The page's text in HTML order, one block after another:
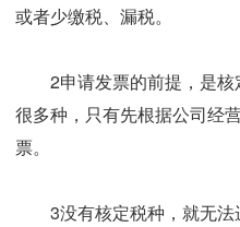
或者少缴税、漏税。
2申请发票的前提，是核
很多种，只有先根据公司经
票。
3没有核定税种，就无法